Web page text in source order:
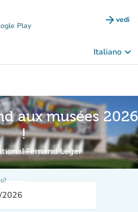
Play arrow_forward vedi
Italiano keyboard_arrow_down
aux musées 2026
!
Fernand Léger